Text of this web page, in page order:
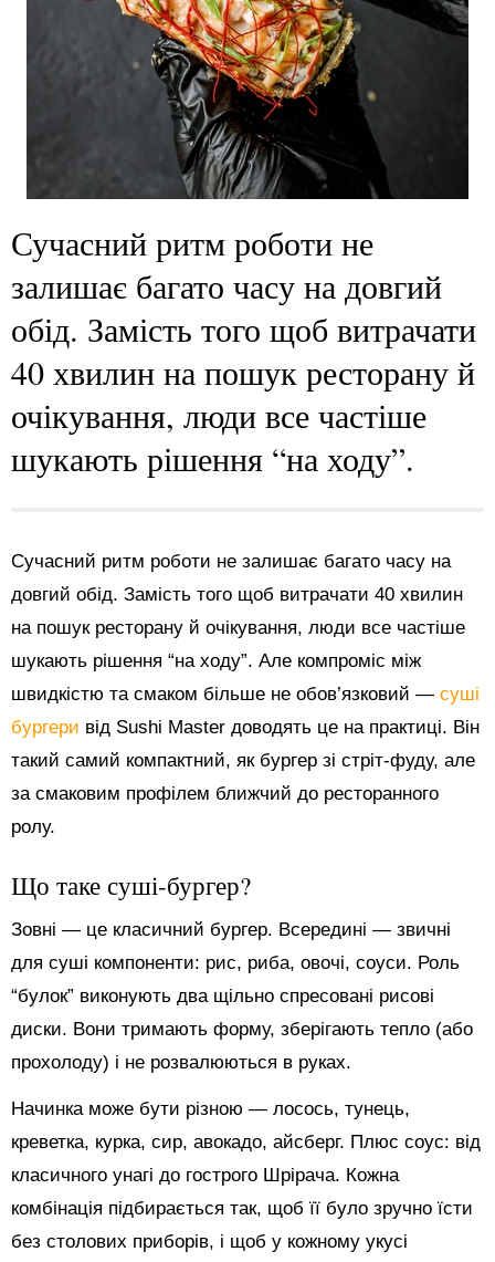
Сучасний ритм роботи не
залишає багато часу на довгий
обід. Замість того щоб витрачати
40 хвилин на пошук ресторану й
очікування, люди все частіше
шукають рішення “на ходу”.
Сучасний ритм роботи не залишає багато часу на
довгий обід. Замість того щоб витрачати 40 хвилин
на пошук ресторану й очікування, люди все частіше
шукають рішення “на ходу”. Але компроміс між
швидкістю та смаком більше не обов’язковий — суші
бургери від Sushi Master доводять це на практиці. Він
такий самий компактний, як бургер зі стріт-фуду, але
за смаковим профілем ближчий до ресторанного
ролу.
Що таке суші-бургер?
Зовні — це класичний бургер. Всередині — звичні
для суші компоненти: рис, риба, овочі, соуси. Роль
“булок” виконують два щільно спресовані рисові
диски. Вони тримають форму, зберігають тепло (або
прохолоду) і не розвалюються в руках.
Начинка може бути різною — лосось, тунець,
креветка, курка, сир, авокадо, айсберг. Плюс соус: від
класичного унагі до гострого Шрірача. Кожна
комбінація підбирається так, щоб її було зручно їсти
без столових приборів, і щоб у кожному укусі